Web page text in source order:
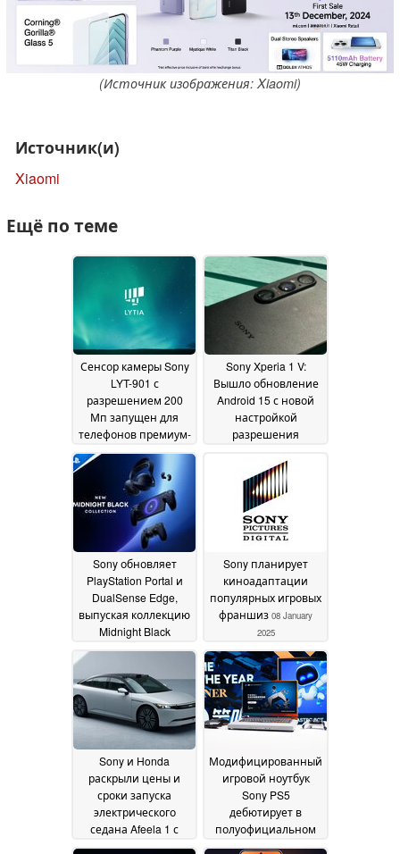
(Источник изображения: Xiaomi)
Источник(и)
Xiaomi
Ещё по теме
Сенсор камеры Sony
LYT-901 с
разрешением 200
Мп запущен для
телефонов премиум-
класса следующего
поколения27 November
2025
Sony Xperia 1 V:
Вышло обновление
Android 15 с новой
настройкой
разрешения
2025
Sony обновляет
PlayStation Portal и
DualSense Edge,
выпуская коллекцию
Midnight Black
Collection09 January 2025
Sony планирует
киноадаптации
популярных игровых
франшиз 08 January
2025
Sony и Honda
раскрыли цены и
сроки запуска
электрического
седана Afeela 1 с
запасом хода 300
Модифицированный
игровой ноутбук
Sony PS5
дебютирует в
полуофициальном
режиме15 December